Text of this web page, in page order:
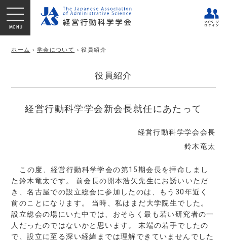
ホーム › 学会について › 役員紹介
役員紹介
経営行動科学学会新会長就任にあたって
経営行動科学学会会長
鈴木竜太
この度、経営行動科学学会の第15期会長を拝命しまし
た鈴木竜太です。 前会長の開本浩矢先生にお誘いいただ
き、名古屋での設立総会に参加したのは、もう30年近く
前のことになります。 当時、私はまだ大学院生でした。
設立総会の場にいた中では、おそらく最も若い研究者の一
人だったのではないかと思います。 末端の若手でしたの
で、設立に至る深い経緯までは理解できていませんでした